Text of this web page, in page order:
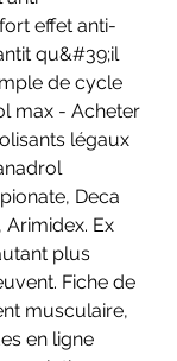
effet anti-
qu&#39;il
de cycle
max - Acheter
légaux
Deca
Ex
plus
Fiche de
musculaire,
en ligne